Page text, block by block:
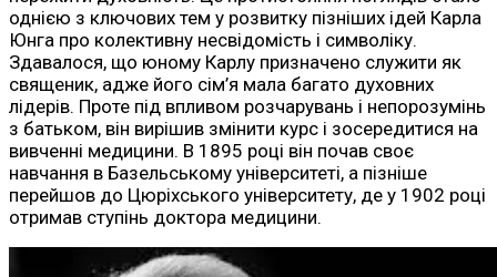
однією з ключових тем у розвитку пізніших ідей Карла
Юнга про колективну несвідомість і символіку.
Здавалося, що юному Карлу призначено служити як
священик, адже його сім’я мала багато духовних
лідерів. Проте під впливом розчарувань і непорозумінь
з батьком, він вирішив змінити курс і зосередитися на
вивченні медицини. В 1895 році він почав своє
навчання в Базельському університеті, а пізніше
перейшов до Цюріхського університету, де у 1902 році
отримав ступінь доктора медицини.